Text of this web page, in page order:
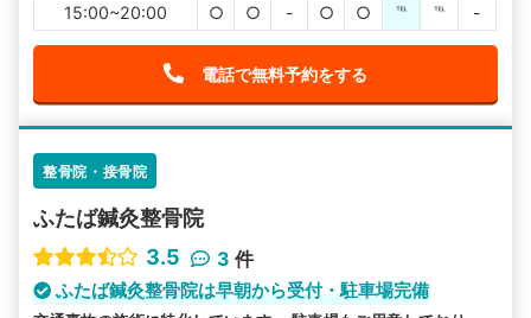
15:00~20:00
○ ○ - ○ ○ ℡ ℡ -
電話で無料予約をする
整骨院・接骨院
ふたば鍼灸整骨院
3.5
3 件
ふたば鍼灸整骨院は早朝から受付・駐車場完備